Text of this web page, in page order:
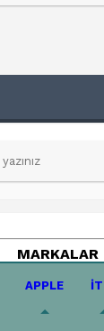
MARKALAR
APPLE